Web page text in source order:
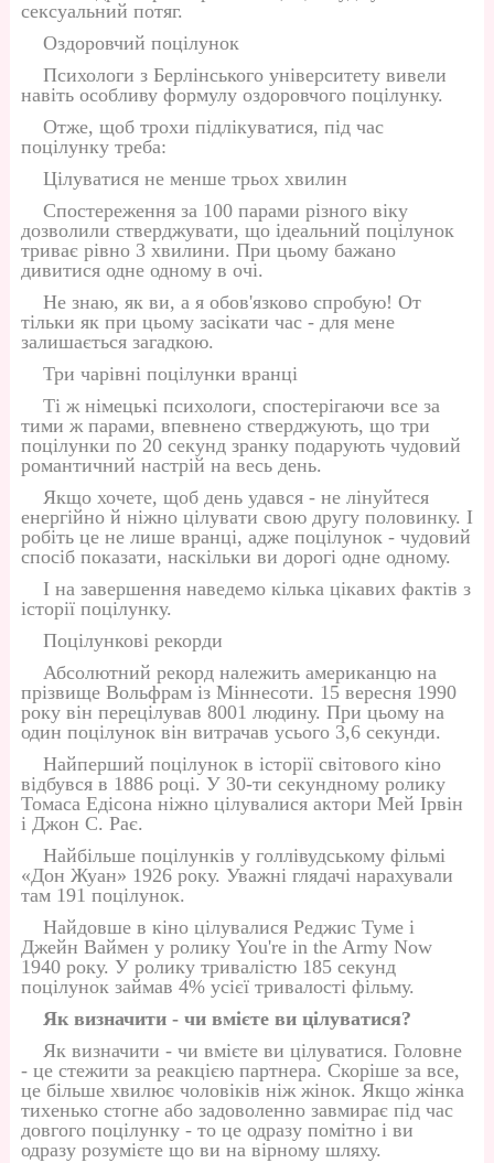
сексуальний потяг.
Оздоровчий поцілунок
Психологи з Берлінського університету вивели
навіть особливу формулу оздоровчого поцілунку.
Отже, щоб трохи підлікуватися, під час
поцілунку треба:
Цілуватися не менше трьох хвилин
Спостереження за 100 парами різного віку
дозволили стверджувати, що ідеальний поцілунок
триває рівно 3 хвилини. При цьому бажано
дивитися одне одному в очі.
Не знаю, як ви, а я обов'язково спробую! От
тільки як при цьому засікати час - для мене
залишається загадкою.
Три чарівні поцілунки вранці
Ті ж німецькі психологи, спостерігаючи все за
тими ж парами, впевнено стверджують, що три
поцілунки по 20 секунд зранку подарують чудовий
романтичний настрій на весь день.
Якщо хочете, щоб день удався - не лінуйтеся
енергійно й ніжно цілувати свою другу половинку. І
робіть це не лише вранці, адже поцілунок - чудовий
спосіб показати, наскільки ви дорогі одне одному.
І на завершення наведемо кілька цікавих фактів з
історії поцілунку.
Поцілункові рекорди
Абсолютний рекорд належить американцю на
прізвище Вольфрам із Міннесоти. 15 вересня 1990
року він перецілував 8001 людину. При цьому на
один поцілунок він витрачав усього 3,6 секунди.
Найперший поцілунок в історії світового кіно
відбувся в 1886 році. У 30-ти секундному ролику
Томаса Едісона ніжно цілувалися актори Мей Ірвін
і Джон С. Рає.
Найбільше поцілунків у голлівудському фільмі
«Дон Жуан» 1926 року. Уважні глядачі нарахували
там 191 поцілунок.
Найдовше в кіно цілувалися Реджис Туме і
Джейн Ваймен у ролику You're in the Army Now
1940 року. У ролику тривалістю 185 секунд
поцілунок займав 4% усієї тривалості фільму.
Як визначити - чи вмієте ви цілуватися?
Як визначити - чи вмієте ви цілуватися. Головне
- це стежити за реакцією партнера. Скоріше за все,
це більше хвилює чоловіків ніж жінок. Якщо жінка
тихенько стогне або задоволенно завмирає під час
довгого поцілунку - то це одразу помітно і ви
одразу розумієте що ви на вірному шляху.